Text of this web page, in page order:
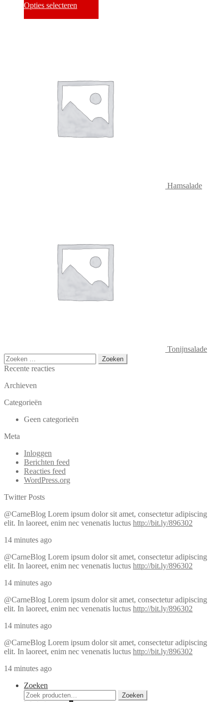
Opties selecteren
Hamsalade
Tonijnsalade
Zoeken
naar:
Recente reacties
Archieven
Categorieën
Geen categorieën
Meta
Inloggen
Berichten feed
Reacties feed
WordPress.org
Twitter Posts
@CarneBlog Lorem ipsum dolor sit amet, consectetur adipiscing
elit. In laoreet, enim nec venenatis luctus http://bit.ly/896302
14 minutes ago
@CarneBlog Lorem ipsum dolor sit amet, consectetur adipiscing
elit. In laoreet, enim nec venenatis luctus http://bit.ly/896302
14 minutes ago
@CarneBlog Lorem ipsum dolor sit amet, consectetur adipiscing
elit. In laoreet, enim nec venenatis luctus http://bit.ly/896302
14 minutes ago
@CarneBlog Lorem ipsum dolor sit amet, consectetur adipiscing
elit. In laoreet, enim nec venenatis luctus http://bit.ly/896302
14 minutes ago
Zoeken
Zoeken
Zoeken